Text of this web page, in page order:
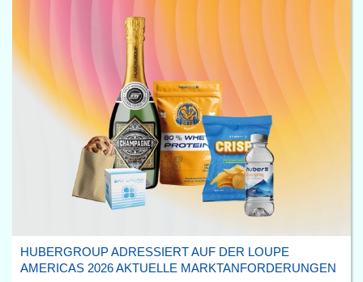
HUBERGROUP ADRESSIERT AUF DER LOUPE
AMERICAS 2026 AKTUELLE MARKTANFORDERUNGEN